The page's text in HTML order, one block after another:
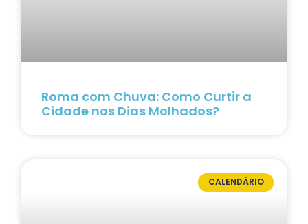
Roma com Chuva: Como Curtir a
Cidade nos Dias Molhados?
CALENDÁRIO